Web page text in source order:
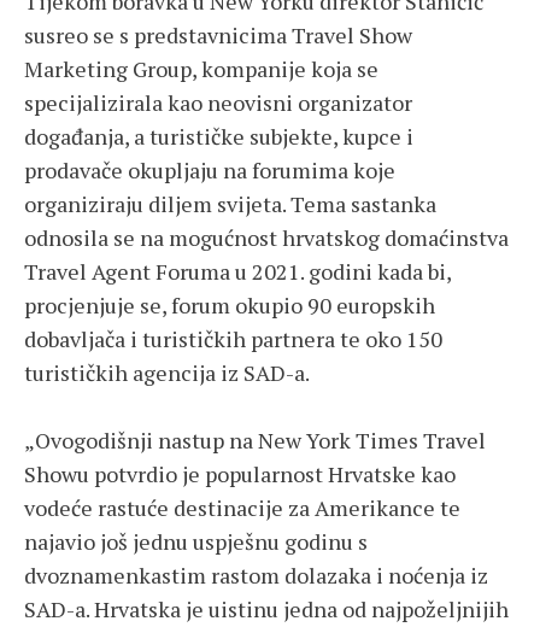
susreo se s predstavnicima Travel Show
Marketing Group, kompanije koja se
specijalizirala kao neovisni organizator
događanja, a turističke subjekte, kupce i
prodavače okupljaju na forumima koje
organiziraju diljem svijeta. Tema sastanka
odnosila se na mogućnost hrvatskog domaćinstva
Travel Agent Foruma u 2021. godini kada bi,
procjenjuje se, forum okupio 90 europskih
dobavljača i turističkih partnera te oko 150
turističkih agencija iz SAD-a.
„Ovogodišnji nastup na New York Times Travel
Showu potvrdio je popularnost Hrvatske kao
vodeće rastuće destinacije za Amerikance te
najavio još jednu uspješnu godinu s
dvoznamenkastim rastom dolazaka i noćenja iz
SAD-a. Hrvatska je uistinu jedna od najpoželjnijih